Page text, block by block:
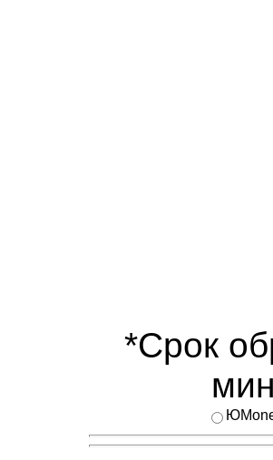
*Срок